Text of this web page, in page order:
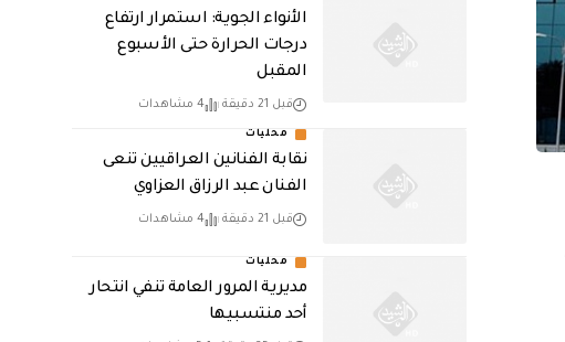
الأنواء الجوية: استمرار ارتفاع
درجات الحرارة حتى الأسبوع
المقبل
قبل 21 دقيقة 4 مشاهدات
محليات
نقابة الفنانين العراقيين تنعى
الفنان عبد الرزاق العزاوي
قبل 21 دقيقة 4 مشاهدات
محليات
مديرية المرور العامة تنفي انتحار
أحد منتسبيها